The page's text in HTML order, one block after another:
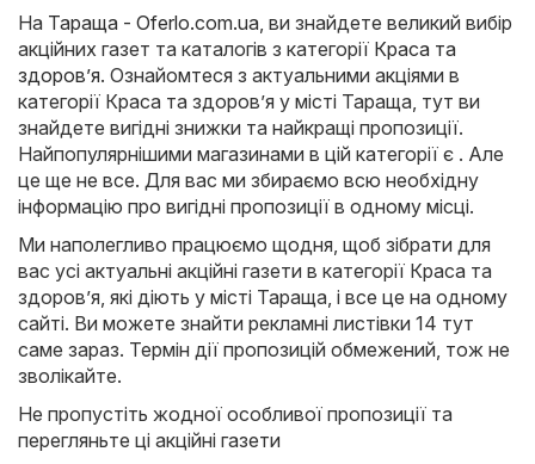
На Тараща - Oferlo.com.ua , ви знайдете великий вибір
акційних газет та каталогів з категорії Краса та
здоров’я. Ознайомтеся з актуальними акціями в
категорії Краса та здоров’я у місті Тараща, тут ви
знайдете вигідні знижки та найкращі пропозиції.
Найпопулярнішими магазинами в цій категорії є . Але
це ще не все. Для вас ми збираємо всю необхідну
інформацію про вигідні пропозиції в одному місці.
Ми наполегливо працюємо щодня, щоб зібрати для
вас усі актуальні акційні газети в категорії Краса та
здоров’я, які діють у місті Тараща, і все це на одному
сайті. Ви можете знайти рекламні листівки 14 тут
саме зараз. Термін дії пропозицій обмежений, тож не
зволікайте.
Не пропустіть жодної особливої пропозиції та
перегляньте ці акційні газети